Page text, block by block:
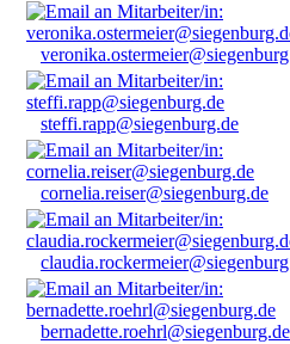
steffi.rapp@siegenburg.de
cornelia.reiser@siegenburg.de
bernadette.roehrl@siegenburg.de